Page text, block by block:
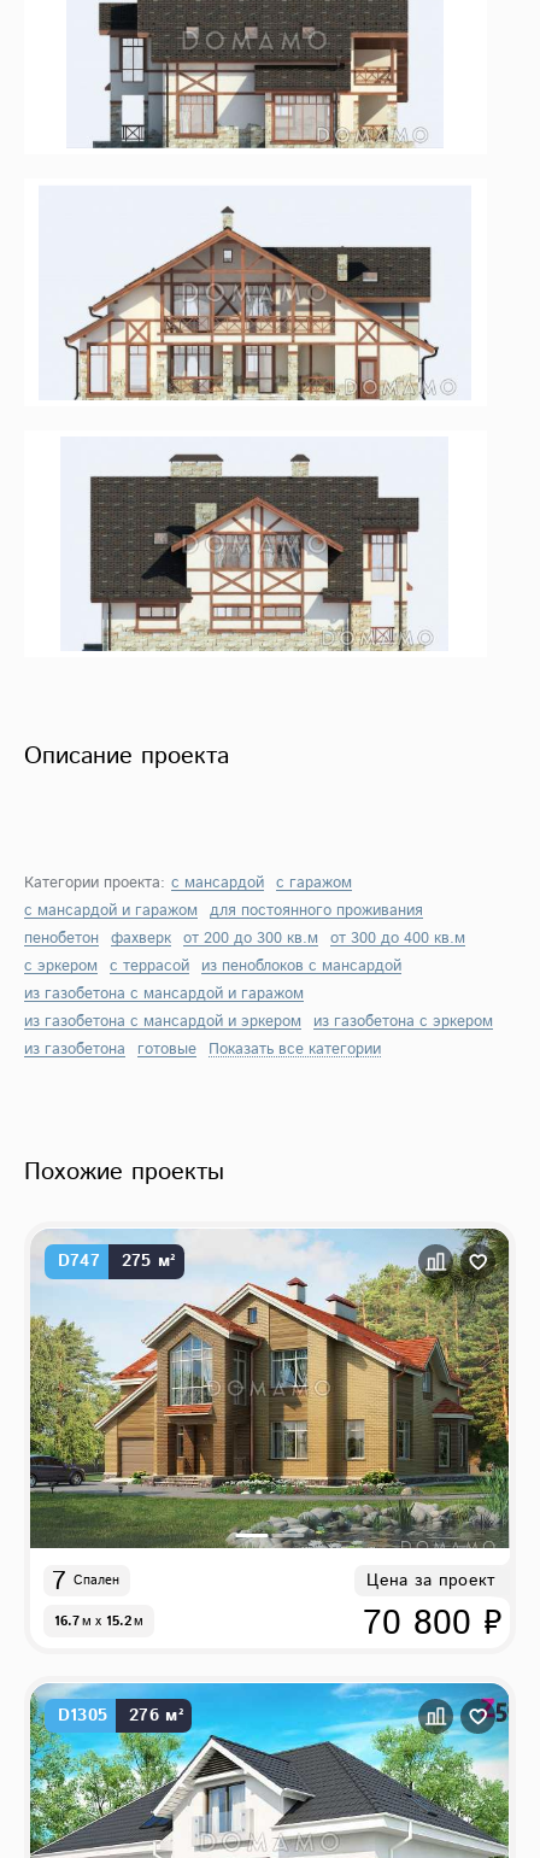
Описание проекта
Категории проекта: с мансардой с гаражом
с мансардой и гаражом для постоянного проживания
пенобетон фахверк от 200 до 300 кв.м от 300 до 400 кв.м
с эркером с террасой из пеноблоков с мансардой
из газобетона с мансардой и гаражом
из газобетона с мансардой и эркером
из газобетона с эркером
из газобетона
готовые Показать все категории
Похожие проекты
D747 275 м²
7 Спален
16.7м x 15.2м
Цена за проект
70 800 ₽
D1305 276 м²